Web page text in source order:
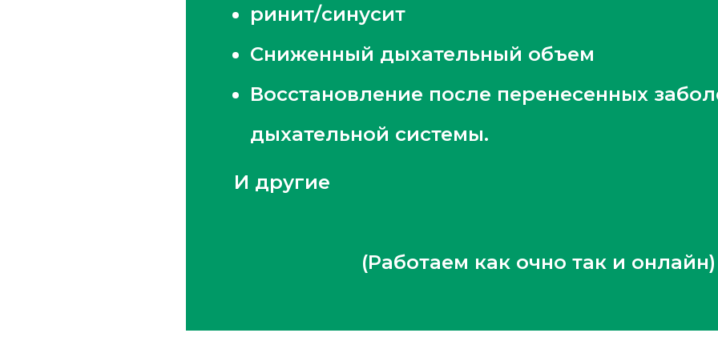
ринит/синусит
Сниженный дыхательный объем
Восстановление после перенесенных
дыхательной системы.
И другие
(Работаем как очно так и онлайн)